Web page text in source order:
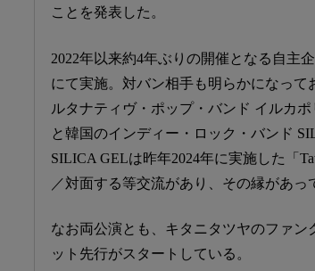
ことを発表した。
2022年以来約4年ぶりの開催となる自主
にて実施。対バン相手も明らかになって
ルタナティヴ・ポップ・バンド イルカポ
と韓国のインディー・ロック・バンド
SILICA GELは昨年2024年に実施した「
／対面する等交流があり、その縁があっ
なお両公演とも、キタニタツヤのファ
ット先行がスタートしている。